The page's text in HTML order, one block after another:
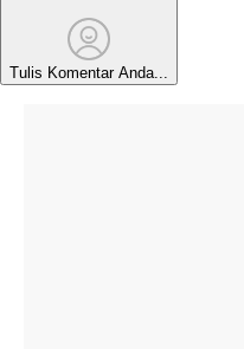
Tulis Komentar Anda...